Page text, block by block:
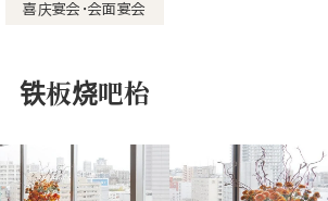
喜庆宴会・会面宴会
铁板烧吧枱